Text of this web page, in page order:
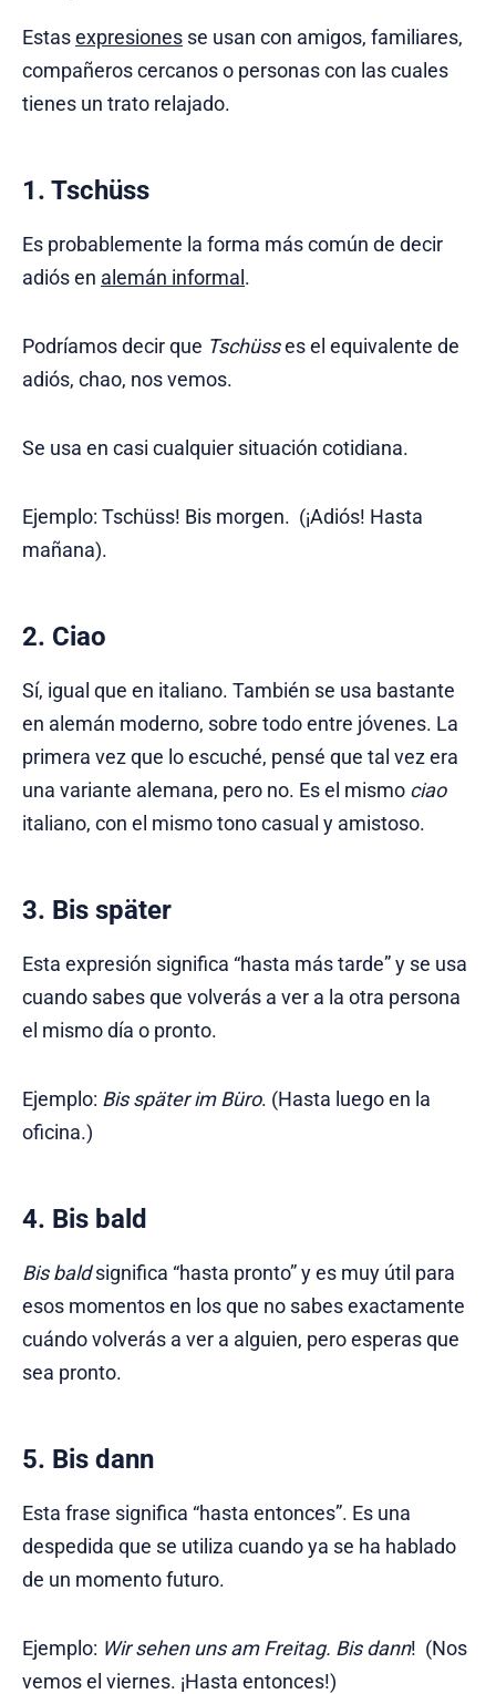
Estasexpresiones se usan con amigos, familiares,
compañeros cercanos o personas con las cuales
tienes un trato relajado.
1. Tschüss
Es probablemente la forma más común de decir
adiós en alemán informal.
Podríamos decir que Tschüsses el equivalente de
adiós, chao, nos vemos.
Se usa en casi cualquier situación cotidiana.
Ejemplo: Tschüss! Bis morgen. (¡Adiós! Hasta
mañana).
2. Ciao
Sí, igual que en italiano. También se usa bastante
en alemán moderno, sobre todo entre jóvenes. La
primera vez que lo escuché, pensé que tal vez era
una variante alemana, pero no. Es el mismo ciao
italiano, con el mismo tono casual y amistoso.
3. Bis später
Esta expresión significa “hasta más tarde” y se usa
cuando sabes que volverás a ver a la otra persona
el mismo día o pronto.
Ejemplo: Bis später im Büro. (Hasta luego en la
oficina.)
4. Bis bald
Bis baldsignifica “hasta pronto” y es muy útil para
esos momentos en los que no sabes exactamente
cuándo volverás a ver a alguien, pero esperas que
sea pronto.
5. Bis dann
Esta frase significa “hasta entonces”. Es una
despedida que se utiliza cuando ya se ha hablado
de un momento futuro.
Ejemplo: Wir sehen uns am Freitag. Bis dann! (Nos
vemos el viernes. ¡Hasta entonces!)